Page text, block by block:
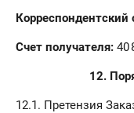
Корреспондентский
Счет получателя: 40
12.
12.1. Претензия